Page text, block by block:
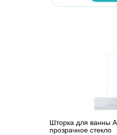
Шторка для ванны
прозрачное стекло